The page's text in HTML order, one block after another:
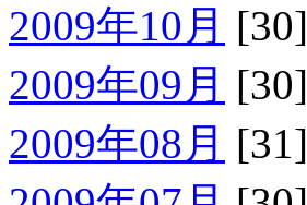
2009年10月 [30]
2009年09月 [30]
2009年08月 [31]